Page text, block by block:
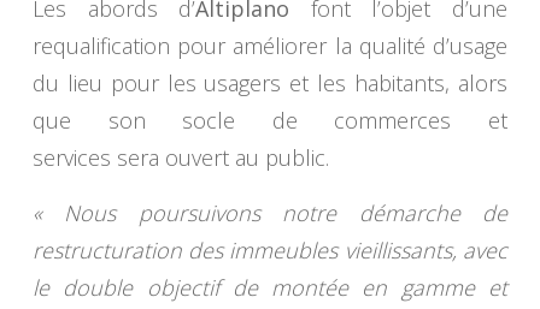
Les abords d’Altiplano font l’objet d’une
requalification pour améliorer la qualité d’usage
du lieu pour les usagers et les habitants, alors
que son socle de commerces et
services sera ouvert au public.
« Nous poursuivons notre démarche de
restructuration des immeubles vieillissants, avec
le double objectif de montée en gamme et